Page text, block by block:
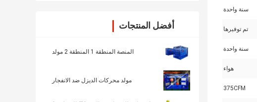
أفضل المنتجات
المنصة المنطقة 1 المنطقة 2 مولد
مولد محركات الديزل ضد الانفجار
سنة واحدة
تم توفيرها
سنة واحدة
هواء
375CFM